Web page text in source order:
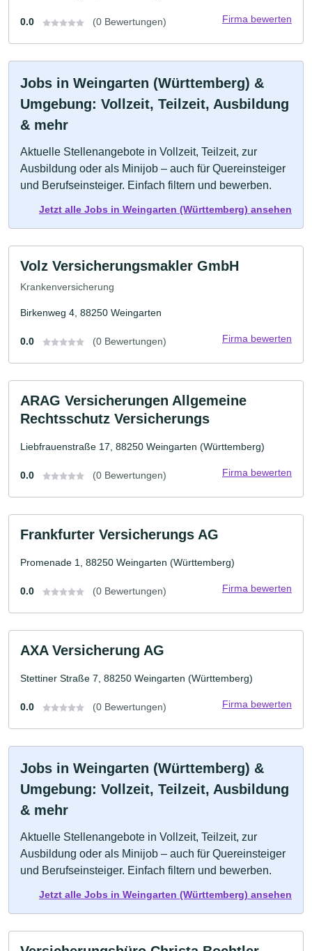
0.0 (0 Bewertungen) Firma bewerten
Jobs in Weingarten (Württemberg) &
Umgebung: Vollzeit, Teilzeit, Ausbildung
& mehr
Aktuelle Stellenangebote in Vollzeit, Teilzeit, zur
Ausbildung oder als Minijob – auch für Quereinsteiger
und Berufseinsteiger. Einfach filtern und bewerben.
Jetzt alle Jobs in Weingarten (Württemberg) ansehen
Volz Versicherungsmakler GmbH
Krankenversicherung
Birkenweg 4, 88250 Weingarten
0.0 (0 Bewertungen) Firma bewerten
ARAG Versicherungen Allgemeine
Rechtsschutz Versicherungs
Liebfrauenstraße 17, 88250 Weingarten (Württemberg)
0.0 (0 Bewertungen) Firma bewerten
Frankfurter Versicherungs AG
Promenade 1, 88250 Weingarten (Württemberg)
0.0 (0 Bewertungen) Firma bewerten
AXA Versicherung AG
Stettiner Straße 7, 88250 Weingarten (Württemberg)
0.0 (0 Bewertungen) Firma bewerten
Jobs in Weingarten (Württemberg) &
Umgebung: Vollzeit, Teilzeit, Ausbildung
& mehr
Aktuelle Stellenangebote in Vollzeit, Teilzeit, zur
Ausbildung oder als Minijob – auch für Quereinsteiger
und Berufseinsteiger. Einfach filtern und bewerben.
Jetzt alle Jobs in Weingarten (Württemberg) ansehen